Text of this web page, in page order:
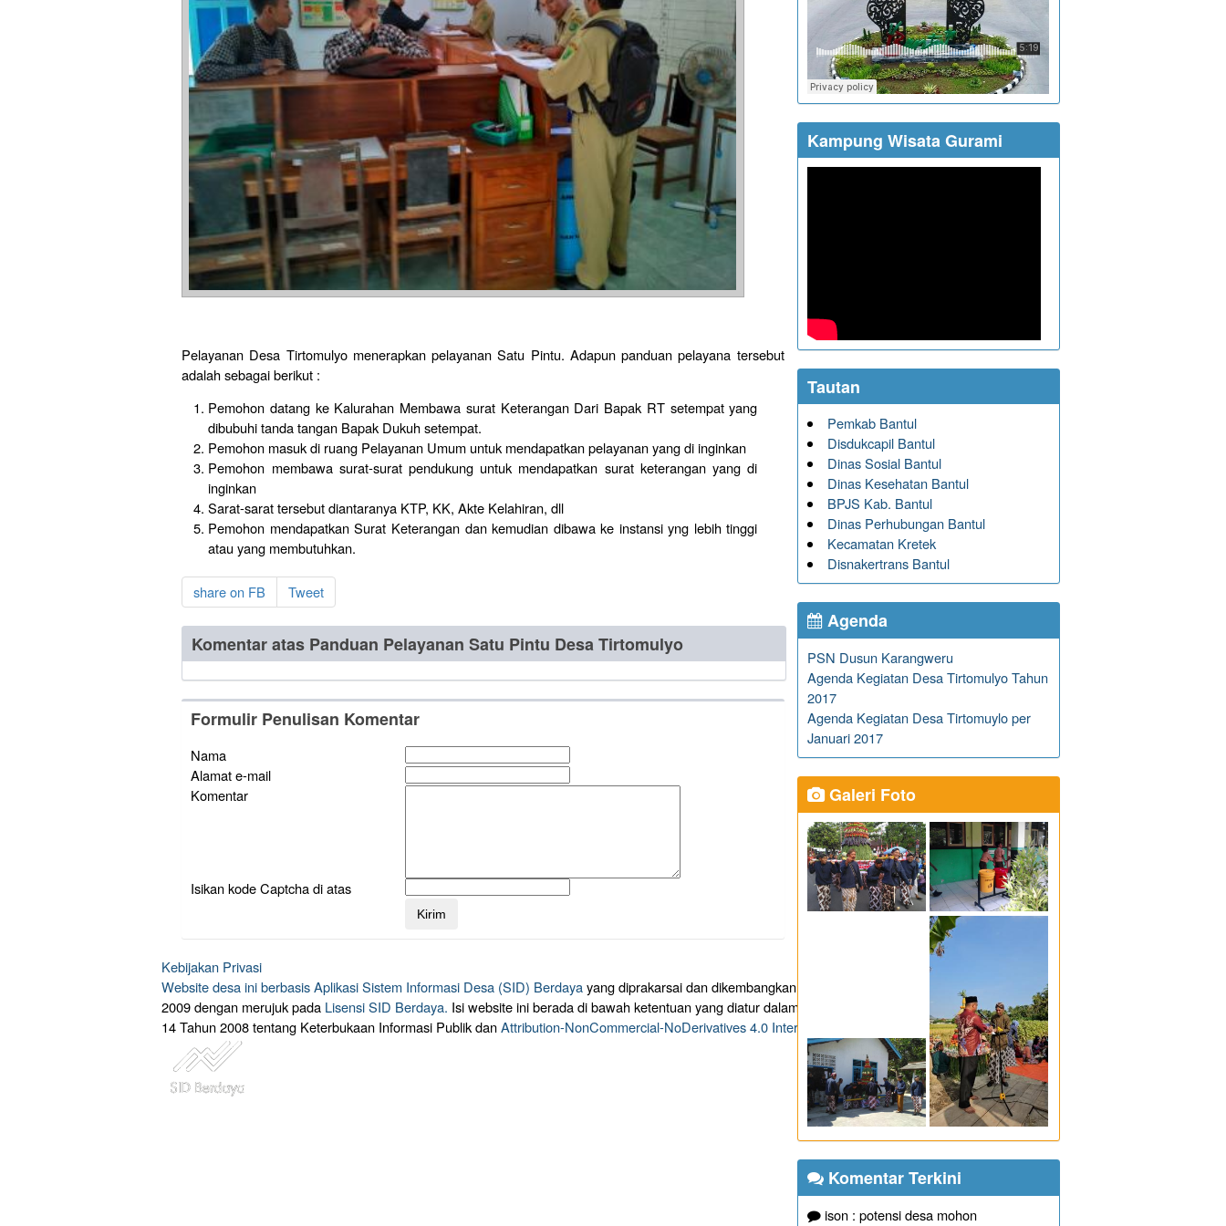
Pelayanan Desa Tirtomulyo menerapkan pelayanan Satu Pintu. Adapun panduan pelayana tersebut
adalah sebagai berikut :
Pemohon datang ke Kalurahan Membawa surat Keterangan Dari Bapak RT setempat yang
dibubuhi tanda tangan Bapak Dukuh setempat.
Pemohon masuk di ruang Pelayanan Umum untuk mendapatkan pelayanan yang di inginkan
Pemohon membawa surat-surat pendukung untuk mendapatkan surat keterangan yang di
inginkan
Sarat-sarat tersebut diantaranya KTP, KK, Akte Kelahiran, dll
Pemohon mendapatkan Surat Keterangan dan kemudian dibawa ke instansi yng lebih tinggi
atau yang membutuhkan.
share on FB Tweet
Komentar atas Panduan Pelayanan Satu Pintu Desa Tirtomulyo
Formulir Penulisan Komentar
Nama
Alamat e-mail
Komentar
Isikan kode Captcha di atas
Kampung Wisata Gurami
Tautan
Pemkab Bantul
Disdukcapil Bantul
Dinas Sosial Bantul
Dinas Kesehatan Bantul
BPJS Kab. Bantul
Dinas Perhubungan Bantul
Kecamatan Kretek
Disnakertrans Bantul
Agenda
PSN Dusun Karangweru
Agenda Kegiatan Desa Tirtomulyo Tahun
2017
Agenda Kegiatan Desa Tirtomuylo per
Januari 2017
Galeri Foto
Komentar Terkini
ison : potensi desa mohon
Kebijakan Privasi
Website desa ini berbasisAplikasi Sistem Informasi Desa (SID) Berdayayang diprakarsai dan dikembangkan oleh Combine Resource Institution
2009 dengan merujuk pada Lisensi SID Berdaya. Isi website ini berada di bawah ketentuan yang diatur dalam Undang-Undang Republik Indonesia Nomor
14 Tahun 2008 tentang Keterbukaan Informasi Publik danAttribution-NonCommercial-NoDerivatives 4.0 International (CC BY-NC-ND 4.0) License